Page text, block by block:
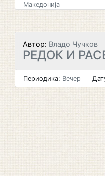
Македонија
Автор: Владо Чучков
РЕДОК И
Периодика: Вечер